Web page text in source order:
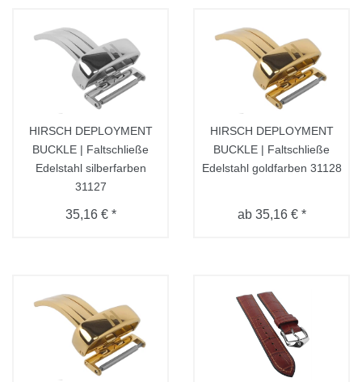
HIRSCH DEPLOYMENT
BUCKLE | Faltschließe
Edelstahl silberfarben
31127
35,16 € *
HIRSCH DEPLOYMENT
BUCKLE | Faltschließe
Edelstahl goldfarben 31128
ab 35,16 € *